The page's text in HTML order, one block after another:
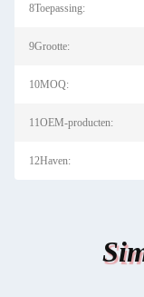
8Toepassing:
9Grootte:
10MOQ:
11OEM-producten:
12Haven: